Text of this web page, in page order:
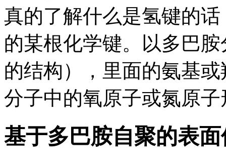
真的了解什么是氢键的
的某根化学键。以多巴
的结构），里面的氨基
分子中的氧原子或氮原
基于多巴胺自聚的表